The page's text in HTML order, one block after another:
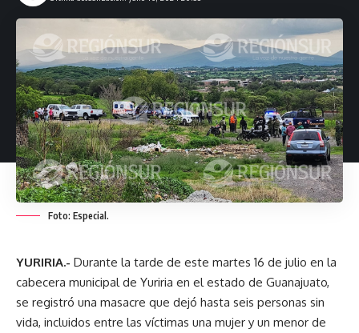
Foto: Especial.
YURIRIA.- Durante la tarde de este martes 16 de julio en la
cabecera municipal de Yuriria en el estado de Guanajuato,
se registró una masacre que dejó hasta seis personas sin
vida, incluidos entre las víctimas una mujer y un menor de